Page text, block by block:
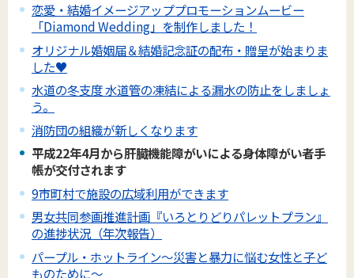
恋愛・結婚イメージアッププロモーションムービー
「Diamond Wedding」を制作しました！
オリジナル婚姻届＆結婚記念証の配布・贈呈が始まりま
した♥
水道の冬支度 水道管の凍結による漏水の防止をしましょ
う。
消防団の組織が新しくなります
平成22年4月から肝臓機能障がいによる身体障がい者手
帳が交付されます
9市町村で施設の広域利用ができます
男女共同参画推進計画『いろとりどりパレットプラン』
の進捗状況（年次報告）
パープル・ホットライン～災害と暴力に悩む女性と子ど
ものために～